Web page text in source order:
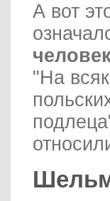
А вот
"На